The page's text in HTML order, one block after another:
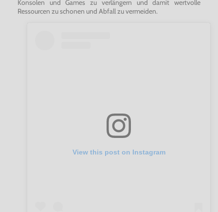
Konsolen und Games zu verlängern und damit wertvolle
Ressourcen zu schonen und Abfall zu vermeiden.
View this post on Instagram